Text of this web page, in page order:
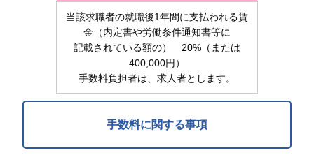
当該求職者の就職後1年間に支払われる賃
金（内定書や労働条件通知書等に
記載されている額の） 20%（または
400,000円）
手数料負担者は、求人者とします。
手数料に関する事項